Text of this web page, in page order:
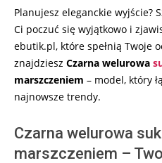
Planujesz eleganckie wyjście?
Ci poczuć się wyjątkowo i
ebutik.pl, które spełnią Twoje
znajdziesz Czarna welurowa
marszczeniem – model, który
najnowsze trendy.
Czarna welurowa
marszczeniem –